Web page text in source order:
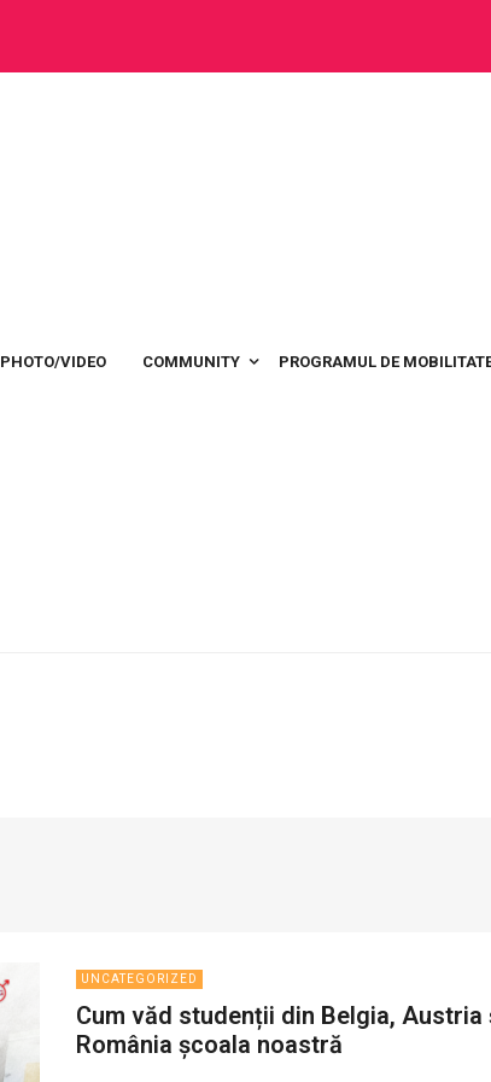
PHOTO/VIDEO COMMUNITY PROGRAMUL DE
UNCATEGORIZED
Cum văd studenții din Belgia, Austria
România școala noastră